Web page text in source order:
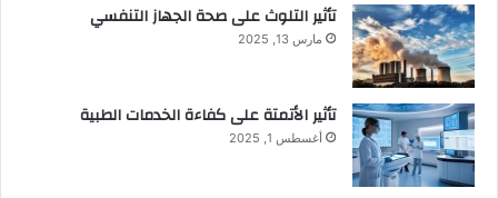
تأثير التلوث على صحة الجهاز التنفسي
مارس 13, 2025
تأثير الأتمتة على كفاءة الخدمات الطبية
أغسطس 1, 2025